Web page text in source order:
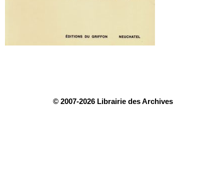
© 2007-2026 Librairie des Archives